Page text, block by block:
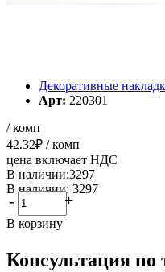
Декоративные
Арт: 220301
/ комп
42.32₽ / комп
цена включает НДС
В наличии:3297
В наличии: 3297
- +
В корзину
Консультация по